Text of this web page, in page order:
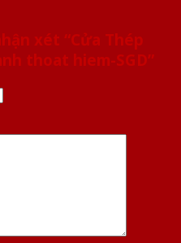
xét “Cửa Thép
thoat hiem-SGD”